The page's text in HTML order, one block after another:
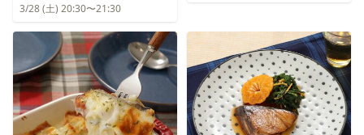
3/28 (土) 20:30〜21:30